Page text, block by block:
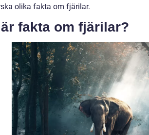
olika fakta om fjärilar.
fakta om fjärilar?